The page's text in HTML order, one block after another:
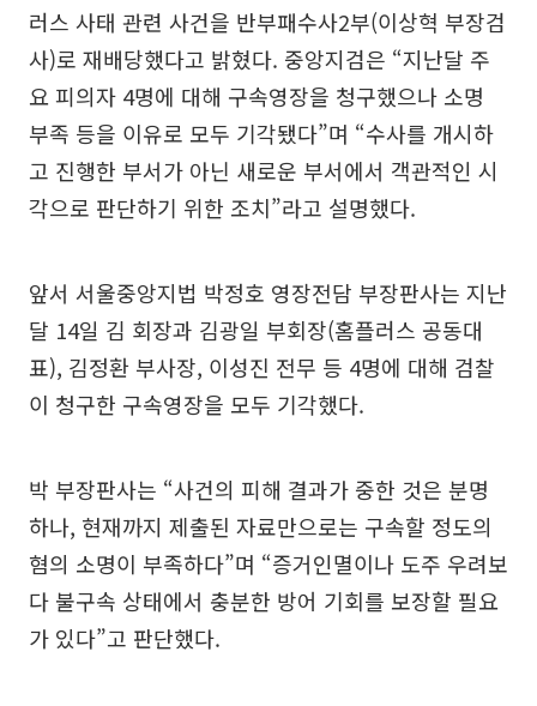
러스 사태 관련 사건을 반부패수사2부(이상혁 부장검
사)로 재배당했다고 밝혔다. 중앙지검은 “지난달 주
요 피의자 4명에 대해 구속영장을 청구했으나 소명
부족 등을 이유로 모두 기각됐다”며 “수사를 개시하
고 진행한 부서가 아닌 새로운 부서에서 객관적인 시
각으로 판단하기 위한 조치”라고 설명했다.
앞서 서울중앙지법 박정호 영장전담 부장판사는 지난
달 14일 김 회장과 김광일 부회장(홈플러스 공동대
표), 김정환 부사장, 이성진 전무 등 4명에 대해 검찰
이 청구한 구속영장을 모두 기각했다.
박 부장판사는 “사건의 피해 결과가 중한 것은 분명
하나, 현재까지 제출된 자료만으로는 구속할 정도의
혐의 소명이 부족하다”며 “증거인멸이나 도주 우려보
다 불구속 상태에서 충분한 방어 기회를 보장할 필요
가 있다”고 판단했다.